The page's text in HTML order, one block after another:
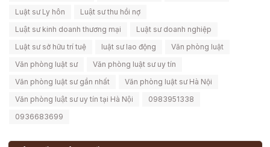
Luật sư Ly hôn
Luật sư thu hồi nợ
Luật sư kinh doanh thương mại
Luật sư doanh nghiệp
Luật sư sở hữu trí tuệ
luật sư lao động
Văn phòng luật
Văn phòng luật sư
Văn phòng luật sư uy tín
Văn phòng luật sư gần nhất
Văn phòng luật sư Hà Nội
Văn phòng luật sư uy tín tại Hà Nội
0983951338
0936683699